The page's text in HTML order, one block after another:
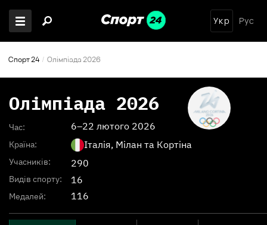
Укр Рус
Спорт 24 Олімпіада 2026
Олімпіада 2026
Час:
Країна:
Учасників:
Видів спорту:
Медалей:
6–22 лютого 2026
Італія, Мілан та Кортіна
290
16
116